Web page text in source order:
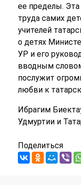
ее пределы. Эта
труда самих
учителей
о детях
УР и его
вводным
послужит
любви к
Ибрагим
Удмуртии и
Поделиться